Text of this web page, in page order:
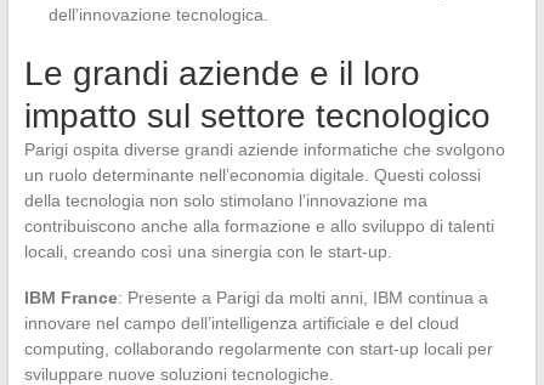
dell’innovazione tecnologica.
Le grandi aziende e il loro
impatto sul settore tecnologico
Parigi ospita diverse grandi aziende informatiche che svolgono
un ruolo determinante nell’economia digitale. Questi colossi
della tecnologia non solo stimolano l’innovazione ma
contribuiscono anche alla formazione e allo sviluppo di talenti
locali, creando così una sinergia con le start-up.
IBM France: Presente a Parigi da molti anni, IBM continua a
innovare nel campo dell’intelligenza artificiale e del cloud
computing, collaborando regolarmente con start-up locali per
sviluppare nuove soluzioni tecnologiche.